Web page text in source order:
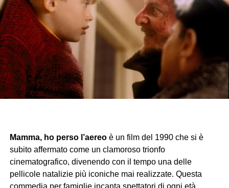
Mamma, ho perso l’aereoè un film del 1990 che si è
subito affermato come un clamoroso trionfo
cinematografico, divenendo con il tempo una delle
pellicole natalizie più iconiche mai realizzate. Questa